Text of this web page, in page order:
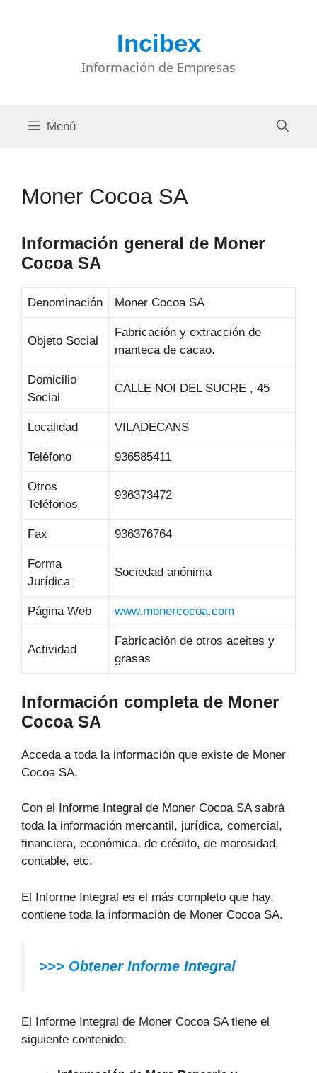
Incibex
Información de Empresas
Menú
Moner Cocoa SA
Información general de Moner
Cocoa SA
Denominación Moner Cocoa SA
Objeto Social
Fabricación y extracción de
manteca de cacao.
Domicilio
Social
CALLE NOI DEL SUCRE , 45
Localidad VILADECANS
Teléfono 936585411
Otros
Teléfonos
936373472
Fax 936376764
Forma
Jurídica
Sociedad anónima
Página Web www.monercocoa.com
Actividad
Fabricación de otros aceites y
grasas
Información completa de Moner
Cocoa SA
Acceda a toda la información que existe de Moner
Cocoa SA.
Con el Informe Integral de Moner Cocoa SA sabrá
toda la información mercantil, jurídica, comercial,
financiera, económica, de crédito, de morosidad,
contable, etc.
El Informe Integral es el más completo que hay,
contiene toda la información de Moner Cocoa SA.
>>> Obtener Informe Integral
El Informe Integral de Moner Cocoa SA tiene el
siguiente contenido: